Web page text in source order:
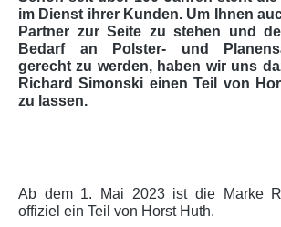
im Dienst ihrer Kunden. Um Ihnen
Partner zur Seite zu stehen und
Bedarf an Polster- und
gerecht zu werden, haben wir uns
Richard Simonski einen Teil von
zu lassen.
Ab dem 1. Mai 2023 ist die Marke
offiziel ein Teil von Horst Huth.